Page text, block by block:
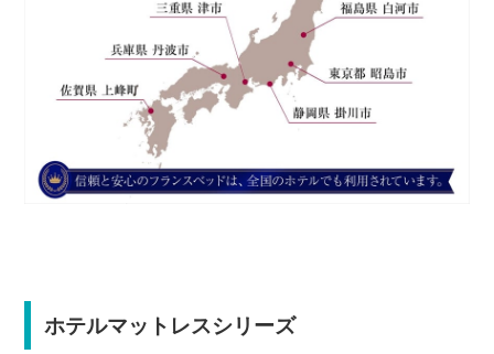
ホテルマットレスシリーズ